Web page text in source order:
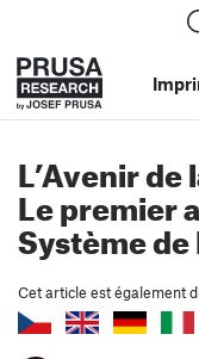
L’Avenir de
Le premier
Système
Cet article est également